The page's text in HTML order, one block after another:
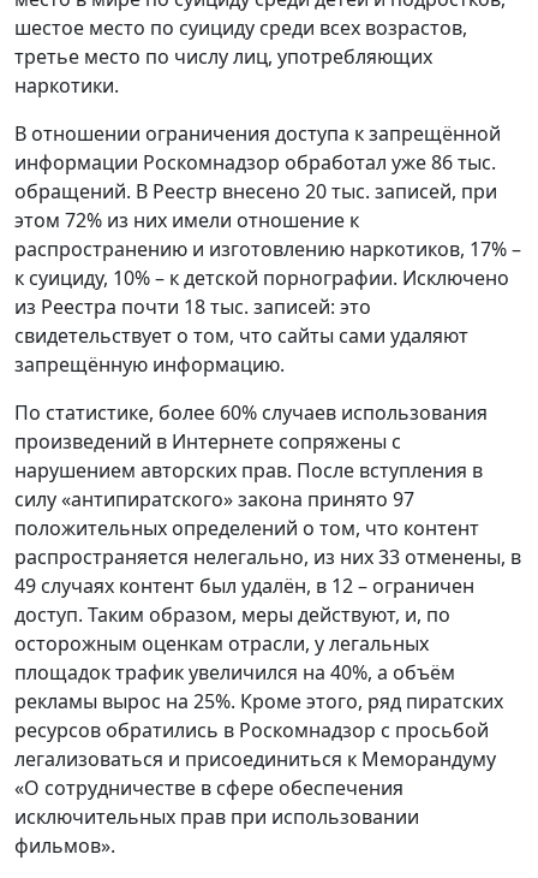
шестое место по суициду среди всех возрастов,
третье место по числу лиц, употребляющих
наркотики.
В отношении ограничения доступа к запрещённой
информации Роскомнадзор обработал уже 86 тыс.
обращений. В Реестр внесено 20 тыс. записей, при
этом 72% из них имели отношение к
распространению и изготовлению наркотиков, 17% –
к суициду, 10% – к детской порнографии. Исключено
из Реестра почти 18 тыс. записей: это
свидетельствует о том, что сайты сами удаляют
запрещённую информацию.
По статистике, более 60% случаев использования
произведений в Интернете сопряжены с
нарушением авторских прав. После вступления в
силу «антипиратского» закона принято 97
положительных определений о том, что контент
распространяется нелегально, из них 33 отменены, в
49 случаях контент был удалён, в 12 – ограничен
доступ. Таким образом, меры действуют, и, по
осторожным оценкам отрасли, у легальных
площадок трафик увеличился на 40%, а объём
рекламы вырос на 25%. Кроме этого, ряд пиратских
ресурсов обратились в Роскомнадзор с просьбой
легализоваться и присоединиться к Меморандуму
«О сотрудничестве в сфере обеспечения
исключительных прав при использовании
фильмов».